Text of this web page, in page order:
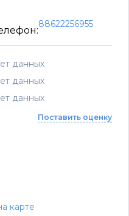
88622256955
данных
данных
данных
Поставить оценку
карте